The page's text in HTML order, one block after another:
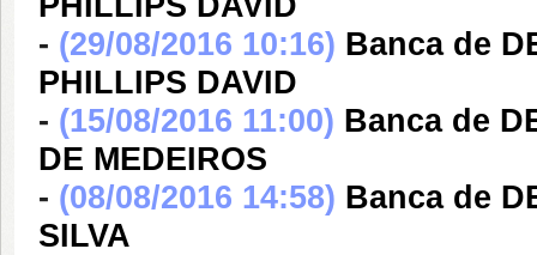
- (29/08/2016 10:16) Banca de
PHILLIPS DAVID
- (15/08/2016 11:00) Banca de
DE MEDEIROS
- (08/08/2016 14:58) Banca de
SILVA